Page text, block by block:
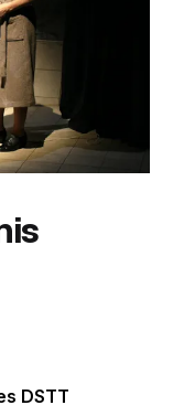
DSTT